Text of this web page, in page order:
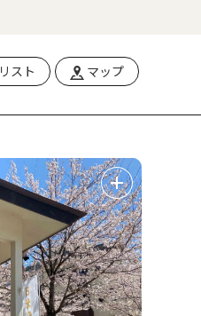
リスト マップ